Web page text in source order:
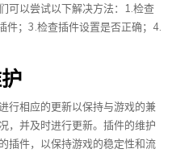
可以尝试以下解决方法：1.检查
件；3.检查插件设置是否正确；4.
行相应的更新以保持与游戏的兼
，并及时进行更新。插件的维护
插件，以保持游戏的稳定性和流